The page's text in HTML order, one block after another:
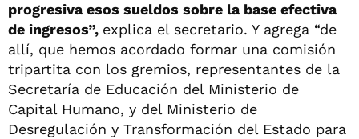
progresiva esos sueldos sobre la base efectiva
de ingresos”, explica el secretario. Y agrega “de
allí, que hemos acordado formar una comisión
tripartita con los gremios, representantes de la
Secretaría de Educación del Ministerio de
Capital Humano, y del Ministerio de
Desregulación y Transformación del Estado para